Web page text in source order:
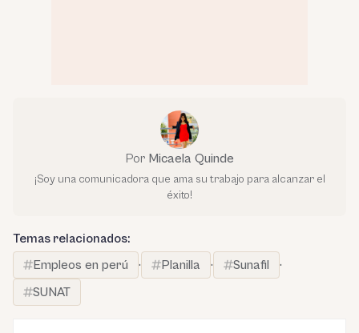
Por Micaela Quinde
¡Soy una comunicadora que ama su trabajo para alcanzar el
éxito!
Temas relacionados:
Empleos en perú
· Planilla · Sunafil
·
SUNAT